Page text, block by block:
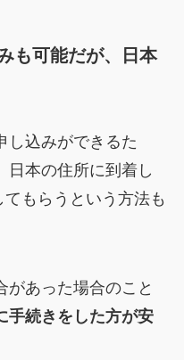
も可能だが、日本
し込みができるた
日本の住所に到着し
もらうという方法も
あった場合のこと
手続きをした方が安